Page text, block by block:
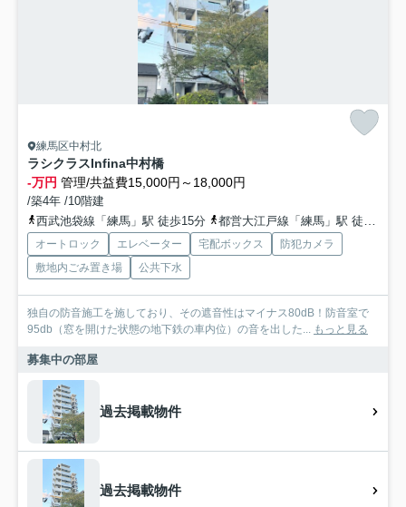
練馬区中村北
ラシクラスInfina中村橋
-万円 管理/共益費15,000円～18,000円
/築4年 /10階建
西武池袋線「練馬」駅 徒歩15分
都営大江戸線「練馬」駅 徒歩15分
オートロック エレベーター 宅配ボックス
防犯カメラ
敷地内ごみ置き場
公共下水
独自の防音施工を施しており、その遮音性はマイナス80dB！防音室で
95db（窓を開けた状態の地下鉄の車内位）の音を出した... もっと見る
募集中の部屋
過去掲載物件
過去掲載物件